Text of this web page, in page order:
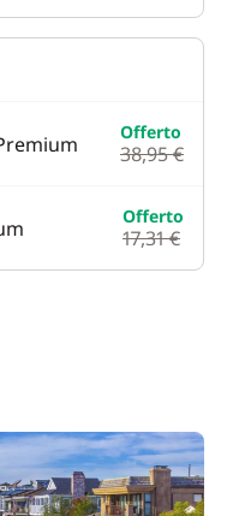
Offerto
38,95 €
Offerto
17,31 €